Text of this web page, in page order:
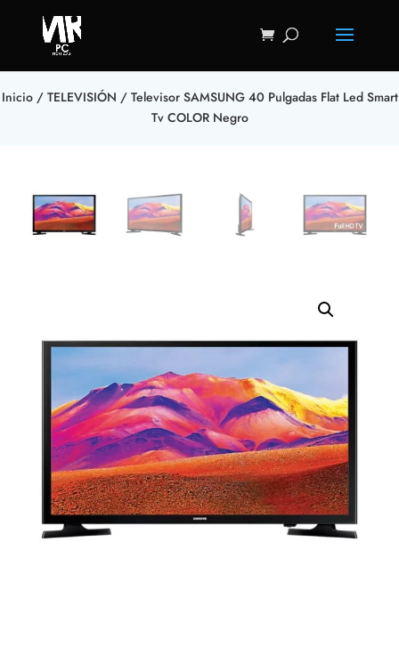
Inicio/ TELEVISIÓN / Televisor SAMSUNG 40 Pulgadas Flat Led Smart
Tv COLOR Negro